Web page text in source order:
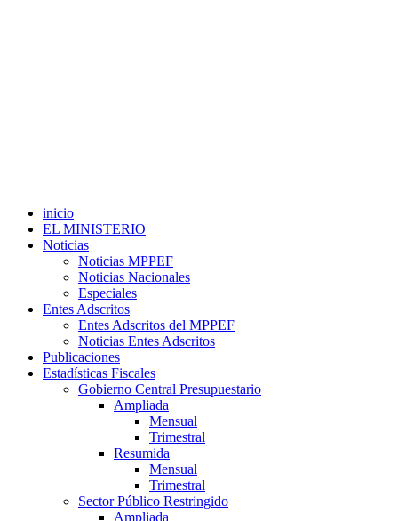
inicio
EL MINISTERIO
Noticias
Noticias MPPEF
Noticias Nacionales
Especiales
Entes Adscritos
Entes Adscritos del MPPEF
Noticias Entes Adscritos
Publicaciones
Estadísticas Fiscales
Gobierno Central Presupuestario
Ampliada
Mensual
Trimestral
Resumida
Mensual
Trimestral
Sector Público Restringido
Ampliada